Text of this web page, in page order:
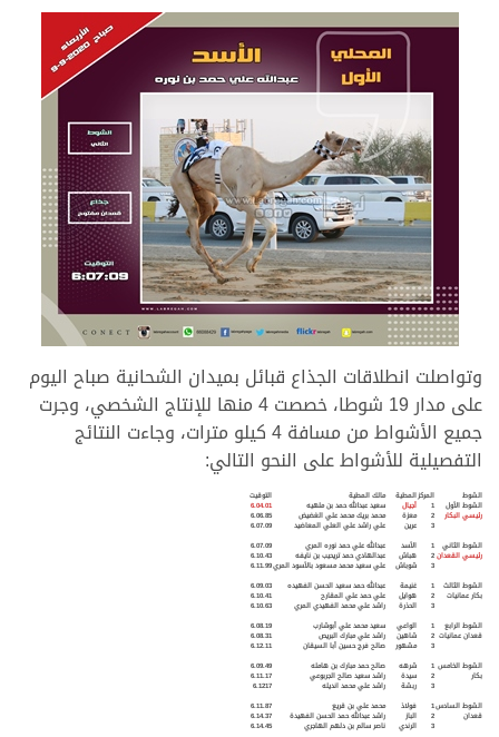
وتواصلت انطلاقات الجذاع قبائل بميدان الشحانية صباح اليوم
على مدار 19 شوطا، خصصت 4 منها للإنتاج الشخصي، وجرت
جميع الأشواط من مسافة 4 كيلو مترات، وجاءت النتائج
التفصيلية للأشواط على النحو التالي:
الشوط المركزالمطية مالك المطية التوقيت
الشوط الأول 1 أجيال سعيد عبدالله حمد بن ملهيه 6.04.01
رئيسي البكار 2 معزة محمد بريك محمد علي الغضيض 6.06.85
3 عرين علي راشد علي العلي المعاضيد
6.07.09
الشوط الثاني 1 الأسد عبدالله علي حمد نوره المري 6.07.09
رئيسي القعدان2 هباش عبدالهادي حمد تريحيب بن نايفه 6.10.43
3 شوباش علي سعيد محمد مسعود بالأسود المري6.11.99
الشوط الثالث
1 غنيمة عبدالله حمد سعيد الحسن الفهيده 6.09.03
بكار عمانيات 2 هوايل علي حمد علي المقارح 6.10.41
3 الحذرة راشد علي محمد الفهيدي المري
6.10.63
الشوط الرابع
1 الواعي سعيد محمد علي أبوشارب 6.08.19
قعدان عمانيات 2 شاهين راشد علي مبارك البريص 6.08.31
3 مشهور صالح فرج حسين أبا السيقان
6.12.11
الشوط الخامس 1 شرهه صالح حمد مبارك بن هامله 6.09.49
بكار 2 سيدة راشد سعيد صالح الجربوعي 6.11.17
3 ربشة راشد علي محمد انديله
6.1217
الشوط السادس1 فولاذ محمد علي بن قريع 6.11.87
قعدان 2 الباز راشد عبدالله حمد الحسن الفهيدة 6.14.37
3 الرندي ناصر سالم بن دلهم الهاجري
6.14.45